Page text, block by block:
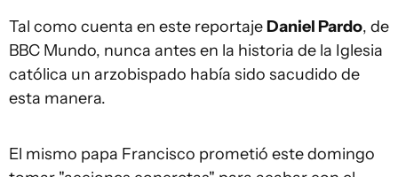
Tal como cuenta en este reportaje Daniel Pardo, de
BBC Mundo, nunca antes en la historia de la Iglesia
católica un arzobispado había sido sacudido de
esta manera.
El mismo papa Francisco prometió este domingo